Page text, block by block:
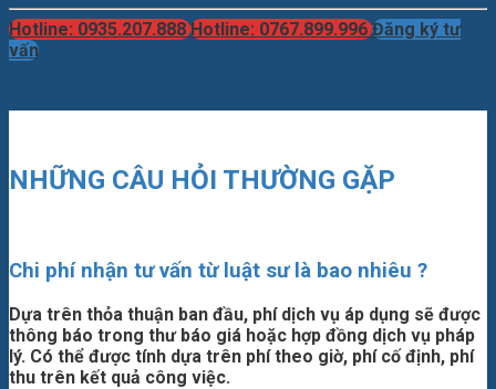
Hotline: 0935.207.888 Hotline: 0767.899.996 Đăng ký tư
vấn
NHỮNG CÂU HỎI THƯỜNG GẶP
Chi phí nhận tư vấn từ luật sư là bao nhiêu ?
Dựa trên thỏa thuận ban đầu, phí dịch vụ áp dụng sẽ được
thông báo trong thư báo giá hoặc hợp đồng dịch vụ pháp
lý. Có thể được tính dựa trên phí theo giờ, phí cố định, phí
thu trên kết quả công việc.